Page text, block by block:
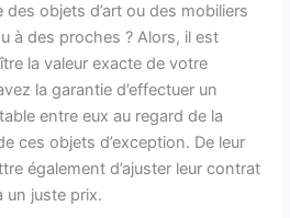
objets d’art ou des mobiliers
à des proches ? Alors, il est
la valeur exacte de votre
la garantie d’effectuer un
entre eux au regard de la
ces objets d’exception. De leur
également d’ajuster leur contrat
un juste prix.